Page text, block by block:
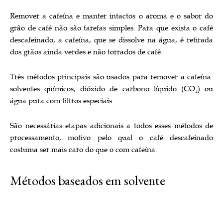
Remover a cafeína e manter intactos o aroma e o sabor do
grão de café não são tarefas simples. Para que exista o café
descafeinado, a cafeína, que se dissolve na água, é retirada
dos grãos ainda verdes e não torrados de café.
Três métodos principais são usados ​​para remover a cafeína:
solventes químicos, dióxido de carbono líquido (CO₂) ou
água pura com filtros especiais.
São necessárias etapas adicionais a todos esses métodos de
processamento, motivo pelo qual o café descafeinado
costuma ser mais caro do que o com cafeína.
Métodos baseados em solvente